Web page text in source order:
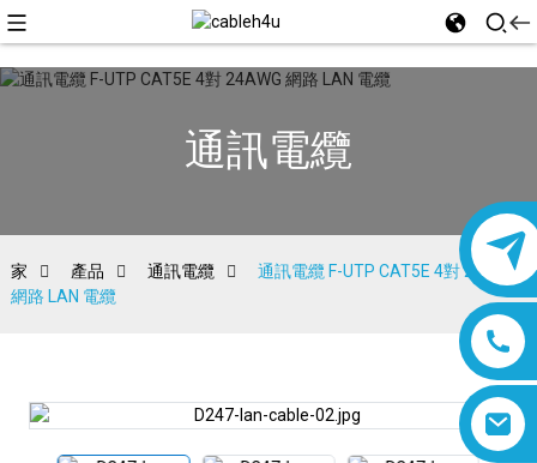
通訊電纜
家 產品 通訊電纜
通訊電纜 F-UTP CAT5E 4對 24AWG
網路 LAN 電纜